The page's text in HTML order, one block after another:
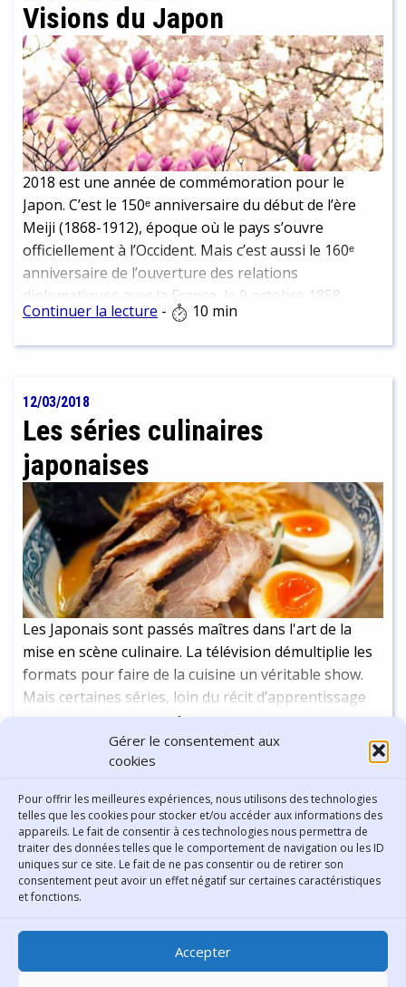
Gérer le consentement aux
cookies
Pour offrir les meilleures expériences, nous utilisons des technologies
telles que les cookies pour stocker et/ou accéder aux informations des
appareils. Le fait de consentir à ces technologies nous permettra de
traiter des données telles que le comportement de navigation ou les ID
uniques sur ce site. Le fait de ne pas consentir ou de retirer son
consentement peut avoir un effet négatif sur certaines caractéristiques
et fonctions.
Accepter
Visions du Japon
2018 est une année de commémoration pour le
Japon. C’est le 150ᵉ anniversaire du début de l’ère
Meiji (1868-1912), époque où le pays s’ouvre
officiellement à l’Occident. Mais c’est aussi le 160ᵉ
anniversaire de l’ouverture des relations
diplomatiques avec la France, le 9 octobre 1858.
L’occasion d’un ensemble de manifestations en
France sous le nom de Japonismes 2018. Et l’occasion
Continuer la lecture - 10 min
12/03/2018
Les séries culinaires
japonaises
Les Japonais sont passés maîtres dans l'art de la
mise en scène culinaire. La télévision démultiplie les
formats pour faire de la cuisine un véritable show.
Mais certaines séries, loin du récit d’apprentissage
ou de la compétition, nous plongent dans le plaisir
du quotidien.
Afficher plus
Bibliothèque municipale de
Lyon